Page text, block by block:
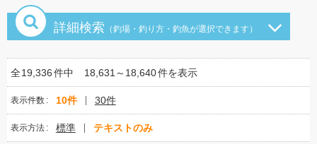
詳細検索 （釣場・釣り方・釣魚が選択できます）
全19,336件中 18,631～18,640件を表示
表示件数 10件 30件
表示方法 標準 テキストのみ